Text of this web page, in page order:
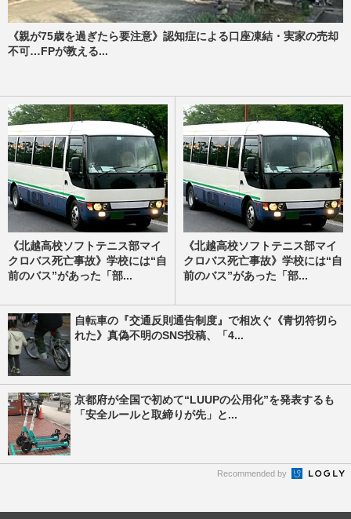
《親が75歳を過ぎたら要注意》認知症による口座凍結・実家の売却
不可…FPが教える...
《北越高校ソフトテニス部マイ
クロバス死亡事故》学校には“自
前のバス”があった「部...
《北越高校ソフトテニス部マイ
クロバス死亡事故》学校には“自
前のバス”があった「部...
自転車の『交通反則通告制度』で相次ぐ《青切符切ら
れた》真偽不明のSNS投稿、「4...
京都府が全国で初めて“LUUPの公用化”を発表するも
「安全ルールと取締りが先」と...
Recommended by